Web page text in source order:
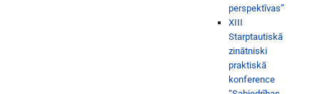
perspektīvas”
XIII
Starptautiskā
zinātniski
praktiskā
konference